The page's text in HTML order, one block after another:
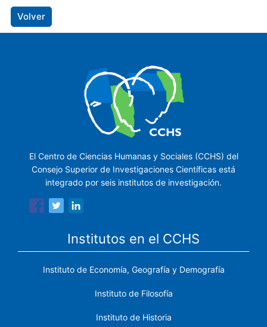
Volver
El Centro de Ciencias Humanas y Sociales (CCHS) del
Consejo Superior de Investigaciones Científicas está
integrado por seis institutos de investigación.
Institutos en el CCHS
Instituto de Economía, Geografía y Demografía
Instituto de Filosofía
Instituto de Historia